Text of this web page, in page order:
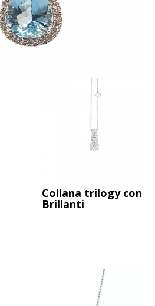
Acquamarina e brillanti
Collana trilogy con
Brillanti